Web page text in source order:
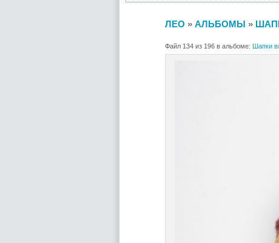
ЛЕО » АЛЬБОМЫ »
Файл 134 из 196 в альбоме: Шапки